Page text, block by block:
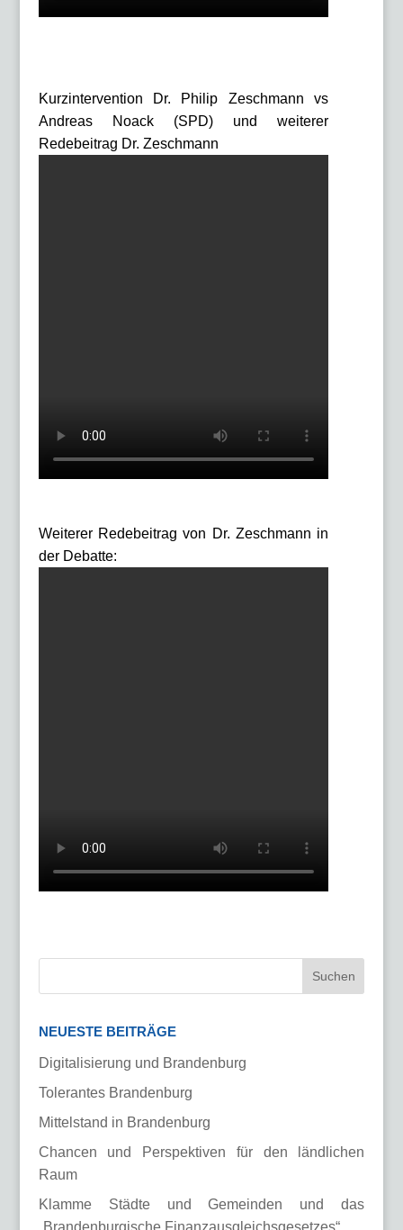
Kurzintervention Dr. Philip Zeschmann vs
Andreas Noack (SPD) und weiterer
Redebeitrag Dr. Zeschmann
Weiterer Redebeitrag von Dr. Zeschmann in
der Debatte:
NEUESTE BEITRÄGE
Digitalisierung und Brandenburg
Tolerantes Brandenburg
Mittelstand in Brandenburg
Chancen und Perspektiven für den ländlichen
Raum
Klamme Städte und Gemeinden und das
„Brandenburgische Finanzausgleichsgesetzes“